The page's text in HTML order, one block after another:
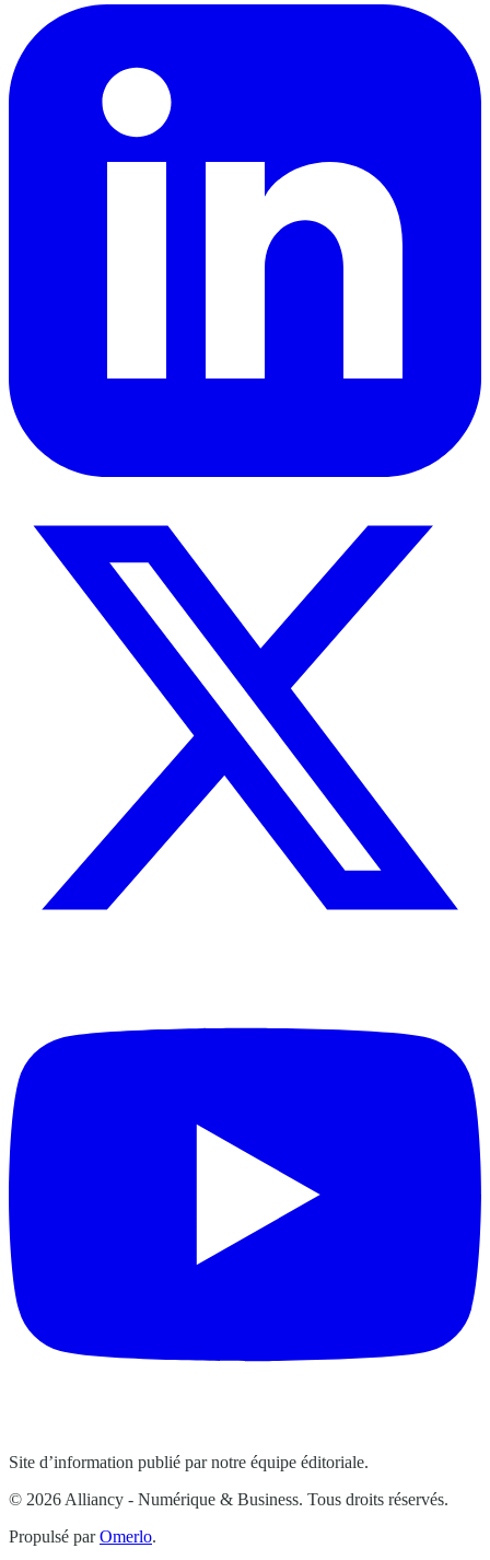
Site d’information publié par notre équipe éditoriale.
© 2026 Alliancy - Numérique & Business. Tous droits réservés.
Propulsé parOmerlo.